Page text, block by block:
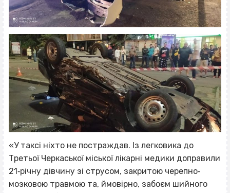
«У таксі ніхто не постраждав. Із легковика до
Третьої Черкаської міської лікарні медики доправили
21‐річну дівчину зі струсом, закритою черепно‐
мозковою травмою та, ймовірно, забоєм шийного